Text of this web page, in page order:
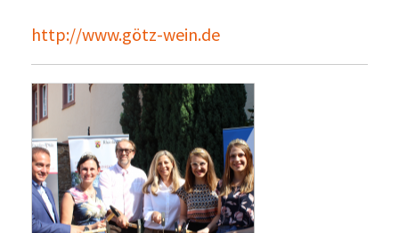
http://www.götz-wein.de